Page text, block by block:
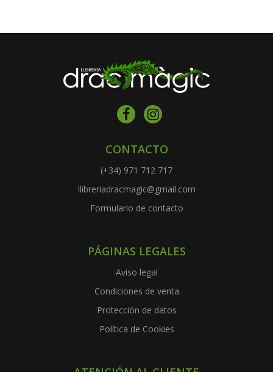
CONTACTO
(+34) 971 712 717
llibreriadracmagic@gmail.com
Formulario de contacto
PÁGINAS LEGALES
Aviso legal
Condiciones de venta
Protección de datos
Política de Cookies